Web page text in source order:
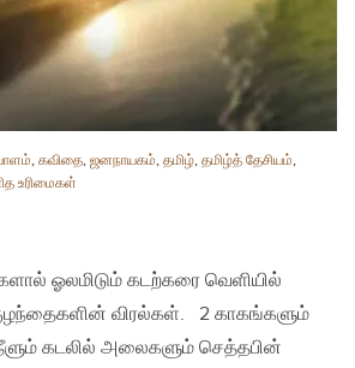
, கவிதை, ஜனநாயகம், தமிழ், தமிழ்த் தேசியம்,
உரிமைகள்
ஓலமிடும் கடற்கரை வெளியில்
விரல்கள். 2 காகங்களும்
கடலில் அலைகளும் செத்தபின்